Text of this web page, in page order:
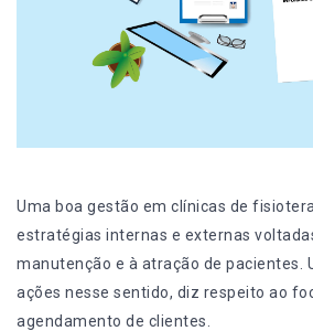
Uma boa gestão em clínicas de
estratégias internas e externas
manutenção e à atração de pacientes.
ações nesse sentido, diz respeito ao
agendamento de clientes.